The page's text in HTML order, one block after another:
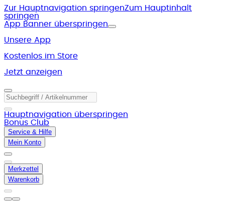
Zur Hauptnavigation springenZum Hauptinhalt
springen
App Banner überspringen
Unsere App
Kostenlos im Store
Jetzt anzeigen
Hauptnavigation überspringen
Bonus Club
Service & Hilfe
Mein Konto
Merkzettel
Warenkorb